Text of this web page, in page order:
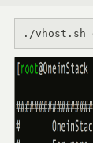
./vhost.sh